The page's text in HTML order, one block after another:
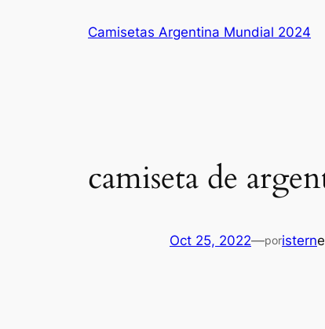
Camisetas Argentina Mundial 2024
camiseta de
Oct 25, 2022—poristern